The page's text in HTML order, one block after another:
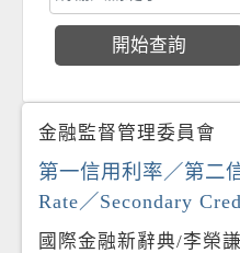
金融監督管理委員會
第一信用利率／第二
Rate／Secondary
國際金融新辭典/李榮